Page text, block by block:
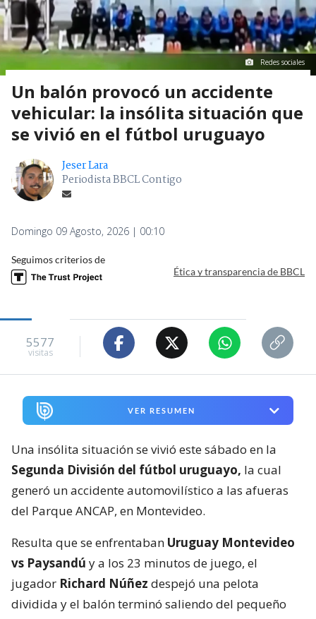
Redes sociales
Un balón provocó un accidente
vehicular: la insólita situación que
se vivió en el fútbol uruguayo
Jeser Lara
Periodista BBCL Contigo
Domingo 09 Agosto, 2026 | 00:10
Seguimos criterios de
Ética y transparencia de BBCL
5577
visitas
VER RESUMEN
Una insólita situación se vivió este sábado en la
Segunda División del fútbol uruguayo, la cual
generó un accidente automovilístico a las afueras
del Parque ANCAP, en Montevideo.
Resulta que se enfrentaban Uruguay Montevideo
vs Paysandú y a los 23 minutos de juego, el
jugador Richard Núñez despejó una pelota
dividida y el balón terminó saliendo del pequeño